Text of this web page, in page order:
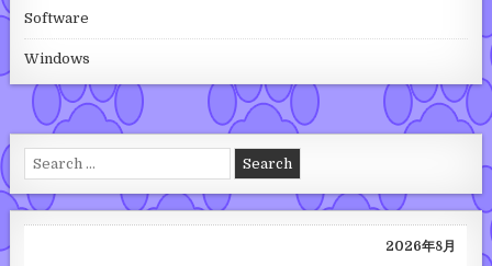
Software
Windows
Search for:
2026年8月